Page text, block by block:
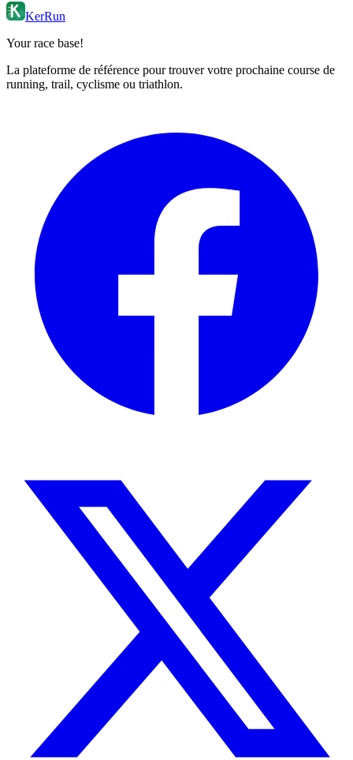
KerRun
Your race base!
La plateforme de référence pour trouver votre prochaine course de
running, trail, cyclisme ou triathlon.